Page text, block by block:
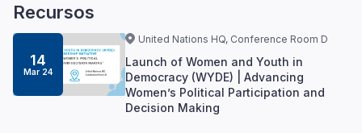
Recursos
14
Mar 24
United Nations HQ, Conference Room D
Launch of Women and Youth in
Democracy (WYDE) | Advancing
Women’s Political Participation and
Decision Making